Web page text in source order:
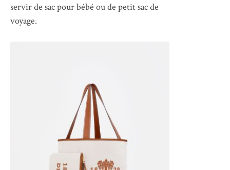
servir de sac pour bébé ou de petit sac de
voyage.